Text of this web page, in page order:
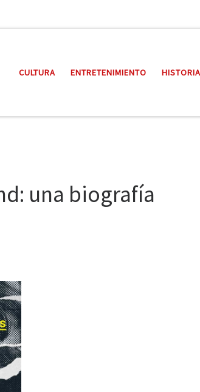
CULTURA ENTRETENIMIENTO
una biografía